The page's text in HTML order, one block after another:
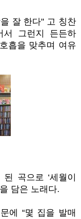
잘 한다" 고 칭찬
서 그런지 든든하
흡을 맞추며 여유
된 곡으로 ‘세월이
담은 노래다.
에 “몇 집을 발매